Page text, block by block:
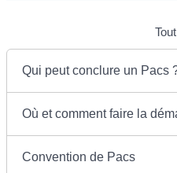
Qui peut conclure un Pacs
Où et comment faire la
Convention de Pacs